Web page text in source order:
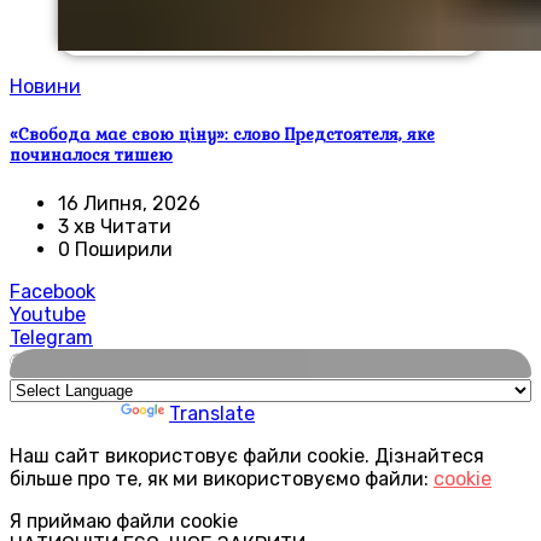
Новини
«Свобода має свою ціну»: слово Предстоятеля, яке
починалося тишею
16 Липня, 2026
3 хв Читати
0 Поширили
Facebook
Youtube
Telegram
🌍
Translate
Наш сайт використовує файли cookie. Дізнайтеся
більше про те, як ми використовуємо файли: cookie
Я приймаю файли cookie